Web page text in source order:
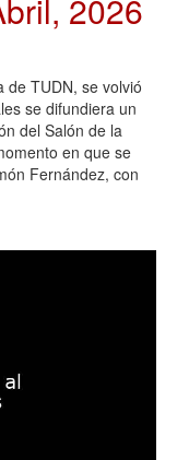
2026
de TUDN, se volvió
se difundiera un
del Salón de la
en que se
Fernández, con